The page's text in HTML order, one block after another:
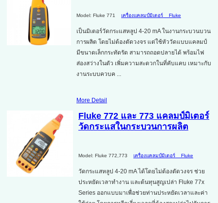
Model: Fluke 771 เครื่องแคลมป์มิเตอร์ Fluke
เป็นมิเตอร์วัดกระแสหลูป 4-20 mA ในงานกระบวนบวน
การผลิต โดยไม่ต้องตัดวงจร แต่ใช้หัววัดแบบแคลมป์
มีขนาดเล็กกระทัดรัด สามารถถอดปลายได้ พร้อมไฟ
ส่องสว่างในตัว เพิ่มความสะดวกในที่คับแคบ เหมาะกับ
งานระบบควบค ...
More Detail
Fluke 772 และ 773 แคลมป์มิเตอร์
วัดกระแสในกระบวนการผลิต
Model: Fluke 772,773 เครื่องแคลมป์มิเตอร์ Fluke
วัดกระแสหลูป 4-20 mA ได้โดยไม่ต้องตัดวงจร ช่วย
ประหยัดเวลาทำงาน และต้นทุนสูญเปล่า Fluke 77x
Series ออกแบบมาเพื่อช่วยท่านประหยัดเวลาและค่า